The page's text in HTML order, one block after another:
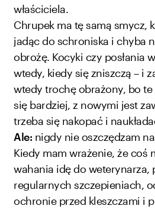
właściciela.
Chrupek ma tę samą smycz,
jadąc do schroniska i chyba
obrożę. Kocyki czy posłania
wtedy, kiedy się zniszczą – i
wtedy trochę obrażony, bo te
się bardziej, z nowymi jest
trzeba się nakopać i
Ale: nigdy nie oszczędzam
Kiedy mam wrażenie, że coś
wahania idę do weterynarza,
regularnych szczepieniach,
ochronie przed kleszczami i